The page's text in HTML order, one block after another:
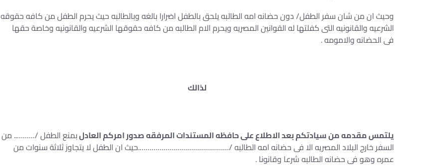
وحيث ان من شان سفر الطفل/ دون حضانه امه الطالبه يلحق بالطفل اضرارا بالغه وبالطالبه حيث يحرم الطفل من كافه حقوقه
الشرعيه والقانونيه التى كفلتها له القوانين المصريه ويحرم الام الطالبه من كافه حقوقها الشرعيه والقانونيه وخاصة حقها
فى الحضانه والامومه .
لذالك
يلتمس مقدمه من سيادتكم بعد الاطلاع على حافظه المستندات المرفقه صدور امركم العادلبمنع الطفل /……….. من
السفر خارج البلاد المصريه الا فى حضانه امه الطالبه /……………………………………….حيث ان الطفل لا يتجاوز ثلاثة سنوات من
عمره وهو فى حضانه الطالبه شرعا وقانونا .